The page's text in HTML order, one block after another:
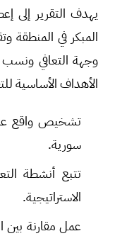
يهدف التقرير إلى
المبكر في
وجهة التعافي
الأهداف الأساسية
تشخيص واقع
سورية.
تتبع أنشطة
الاستراتيجية.
عمل مقارنة بين